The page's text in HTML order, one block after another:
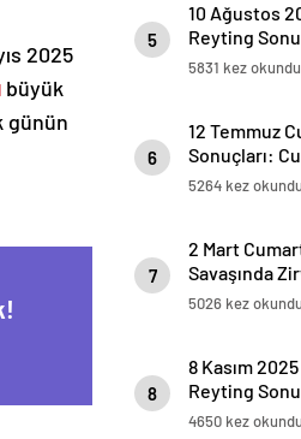
2025
büyük
günün
5
10 Ağustos
Reyting
Türkiye
5831 kez okundu
6
12 Temmuz
Sonuçları:
Galibi Belli
5264 kez okundu
7
2 Mart
Savaşında
5026 kez okundu
8
8 Kasım
Reyting
Aynadaki
4650 kez okundu